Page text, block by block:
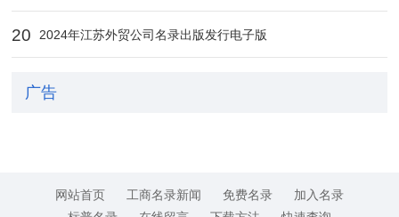
20 2024年江苏外贸公司名录出版发行电子版
广告
网站首页 工商名录新闻 免费名录
加入名录